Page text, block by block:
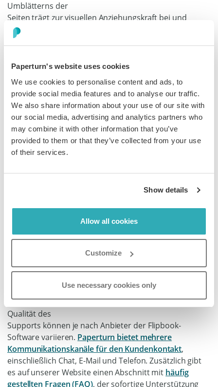
Paperturn's website uses cookies
We use cookies to personalise content and ads, to
provide social media features and to analyse our traffic.
We also share information about your use of our site with
our social media, advertising and analytics partners who
may combine it with other information that you’ve
provided to them or that they’ve collected from your use
of their services.
Show details
Allow all cookies
Customize
Use necessary cookies only
Umblätterns der
Seiten trägt zur visuellen Anziehungskraft bei und
erfasst die
Aufmerksamkeit der Leser. Diese Interaktivität
Markenwahrnehmung, das Verständnis des Inhalts,
unterhaltsame Erfahrung. Im Gegensatz
dazu neigen statische PDF-Dateien her dazu, Leser zu
langweilen,
anstatt sie zu unterhalten, da ihnen die dynamischen
und interaktiven
Elemente von Flipbooks fehlen.
ist, werden Flipbooks mit
spezifischen Unternehmen in Verbindung gebracht, die
Hosting- und
Verfügbarkeit des
Kundensupports gewährleisten. Das Niveau und die
Qualität des
Supports können je nach Anbieter der Flipbook-
Software variieren. Paperturn bietet mehrere
Kommunikationskanäle für den Kundenkontakt,
einschließlich Chat, E-Mail und Telefon. Zusätzlich gibt
es auf unserer Website einen Abschnitt mit häufig
gestellten Fragen (FAQ), der sofortige Unterstützung